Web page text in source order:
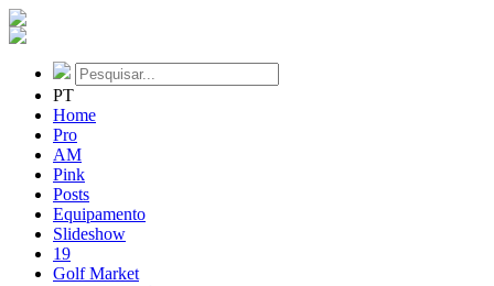
PT
Home
Pro
AM
Pink
Posts
Equipamento
Slideshow
19
Golf Market